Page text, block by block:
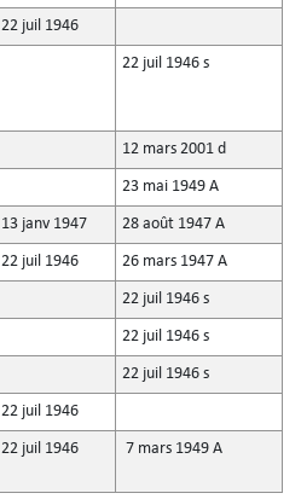
22 juil 1946
22 juil 1946 s
12 mars 2001 d
23 mai 1949 A
13 janv 1947 28 août 1947 A
22 juil 1946 26 mars 1947 A
22 juil 1946 s
22 juil 1946 s
22 juil 1946 s
22 juil 1946
22 juil 1946 7 mars 1949 A